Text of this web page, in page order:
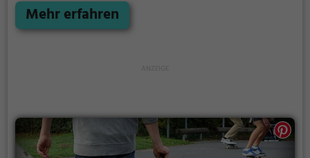
Holzheim Pohlheim kommt jeder auf seine Kosten.
Bei gutem Wetter kann die Freibadsaison im Freibad
Mehr erfahren